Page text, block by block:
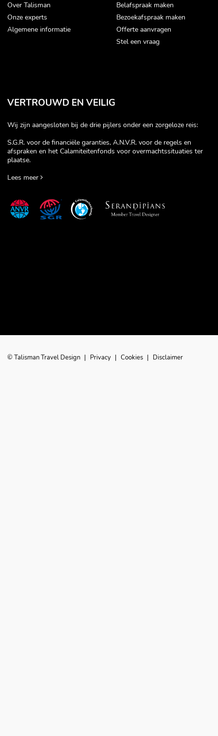
Over Talisman
Onze experts
Algemene informatie
Belafspraak maken
Bezoekafspraak maken
Offerte aanvragen
Stel een vraag
VERTROUWD EN VEILIG
Wij zijn aangesloten bij de drie pijlers onder een zorgeloze reis:
S.G.R. voor de financiële garanties, A.N.V.R. voor de regels en
afspraken en het Calamiteitenfonds voor overmachtssituaties ter
plaatse.
Lees meer
© Talisman Travel Design | Privacy | Cookies | Disclaimer